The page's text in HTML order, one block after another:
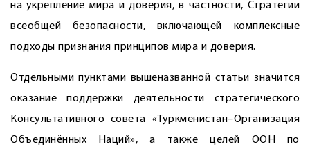
на укреп­ление мира и доверия, в частности, Стратегии
всеобщей безопасности, включающей комплексные
подходы признания принципов мира и доверия.
Отдельными пунктами вышеназванной статьи значится
оказание поддержки деятельности стратегического
Консультативного совета «Туркменистан–Организация
Объединённых Наций», а также целей ООН по